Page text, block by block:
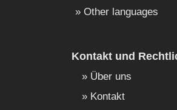
Other languages
Kontakt und
Über uns
Kontakt